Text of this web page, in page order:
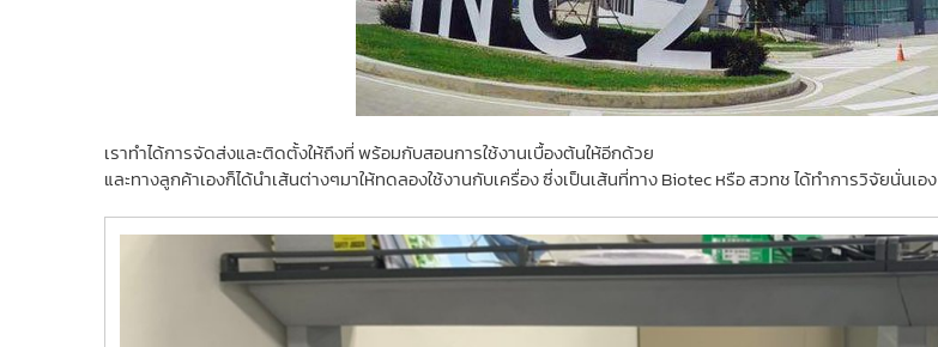
เราทำได้การจัดส่งและติดตั้งให้ถึงที่ พร้อมกับสอนการใช้งานเบื้องต้นให้อีกด้วย
และทางลูกค้าเองก็ได้นำเส้นต่างๆมาให้ทดลองใช้งานกับเครื่อง ซึ่งเป็นเส้นที่ทาง Biotec หรือ สวทช ได้ทำการวิจัยนั่นเอง